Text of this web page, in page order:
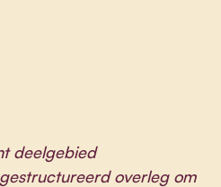
deelgebied
overleg om